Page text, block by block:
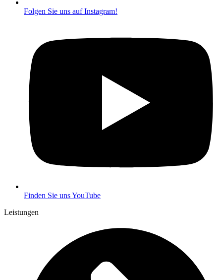
Folgen Sie uns auf Instagram!
Finden Sie uns YouTube
Leistungen